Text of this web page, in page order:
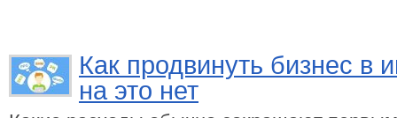
Как продвинуть бизнес в
на это нет